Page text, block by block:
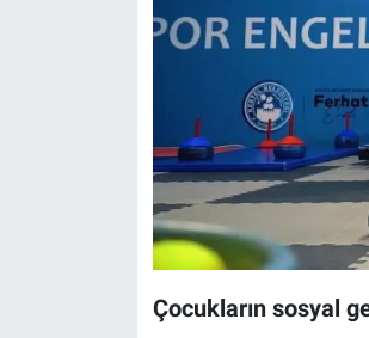
Çocukların sosyal